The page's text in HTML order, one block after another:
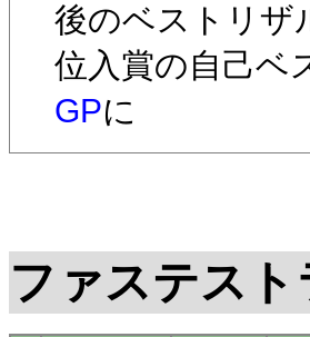
後のベストリザ
位入賞の自己ベ
GPに
ファステスト